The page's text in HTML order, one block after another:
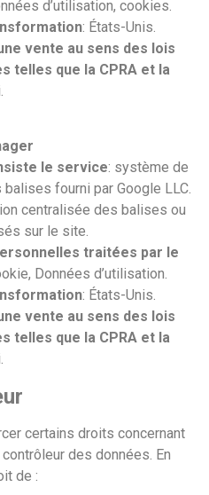
d’utilisation, cookies.
: États-Unis.
vente au sens des lois
telles que la CPRA et la
le service: système de
fourni par Google LLC.
centralisée des balises ou
sur le site.
traitées par le
Données d’utilisation.
: États-Unis.
vente au sens des lois
telles que la CPRA et la
certains droits concernant
des données. En
de :